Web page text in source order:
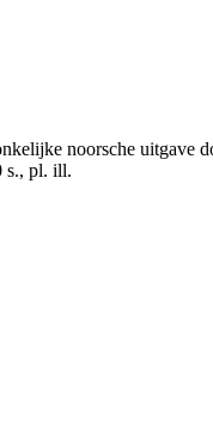
noorsche uitgave
s., pl. ill.